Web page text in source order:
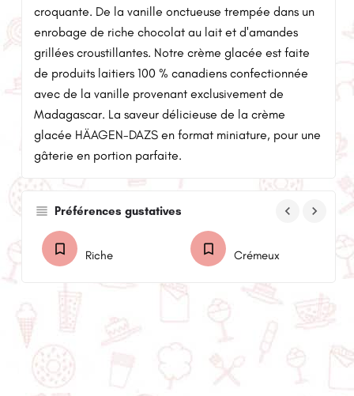
croquante. De la vanille onctueuse trempée dans un
enrobage de riche chocolat au lait et d'amandes
grillées croustillantes. Notre crème glacée est faite
de produits laitiers 100 % canadiens confectionnée
avec de la vanille provenant exclusivement de
Madagascar. La saveur délicieuse de la crème
glacée HÄAGEN-DAZS en format miniature, pour une
gâterie en portion parfaite.
Préférences gustatives keyboard_arrow_left keyboard_arrow_right
Riche Crémeux